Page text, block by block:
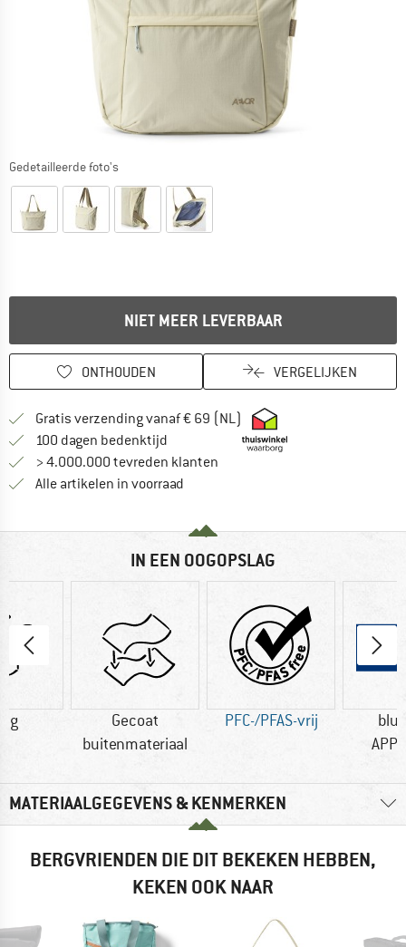
Gedetailleerde foto's
NIET MEER LEVERBAAR
ONTHOUDEN VERGELIJKEN
Gratis verzending vanaf € 69 (NL) Vind hier de
100 dagen bedenktijd Vind de betalingsinformatie hier!
> 4.000.000 tevreden klanten
Alle artikelen in voorraad
IN EEN OOGOPSLAG
g
Gecoat
buitenmateriaal
PFC-/PFAS-vrij
MATERIAALGEGEVENS & KENMERKEN
BERGVRIENDEN DIE DIT BEKEKEN HEBBEN,
KEKEN OOK NAAR